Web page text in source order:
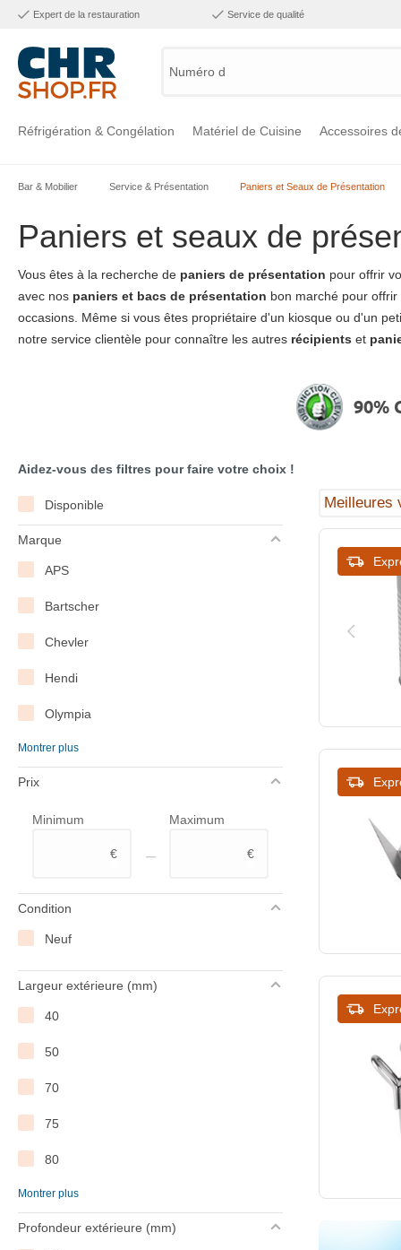
Expert de la restauration Service de qualité
Numéro d'a
Réfrigération & Congélation Matériel de Cuisine Accessoires
Bar & Mobilier Service & Présentation Paniers et Seaux de Présentation
Paniers et seaux de
Vous êtes à la recherche de paniers de présentation pour offrir
avec nos paniers et bacs de présentation bon marché pour
occasions. Même si vous êtes propriétaire d'un kiosque ou d'un
notre service clientèle pour connaître les autres récipients et
90%
Aidez-vous des filtres pour faire votre choix !
Disponible
Marque
APS
Bartscher
Chevler
Hendi
Olympia
Vogue
Montrer plus
Prix
Minimum
€ –
Maximum
€
Condition
Neuf
Largeur extérieure (mm)
40
50
70
75
80
83
89
Montrer plus
Profondeur extérieure (mm)